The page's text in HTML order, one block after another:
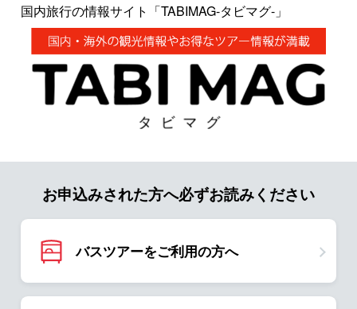
国内旅行の情報サイト「TABIMAG-タビマグ-」
お申込みされた方へ必ずお読みください
バスツアーをご利用の方へ